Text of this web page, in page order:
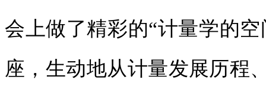
会上做了精彩的“计量学的
座，生动地从计量发展历程